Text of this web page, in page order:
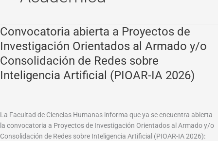
Convocatoria abierta a Proyectos de
Investigación Orientados al Armado y/o
Consolidación de Redes sobre
Inteligencia Artificial (PIOAR-IA 2026)
La Facultad de Ciencias Humanas informa que ya se encuentra abierta
la convocatoria a Proyectos de Investigación Orientados al Armado y/o
Consolidación de Redes sobre Inteligencia Artificial (PIOAR-IA 2026):
Convocatoria
a
Proyectos
de
Investigación
Armado
y/o
Consolidación